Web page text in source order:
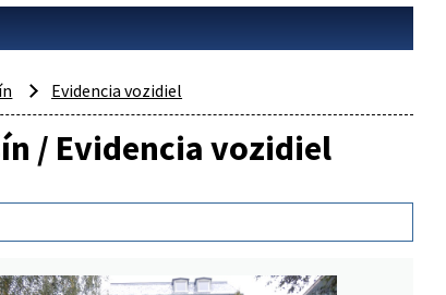
Evidencia vozidiel
/ Evidencia vozidiel